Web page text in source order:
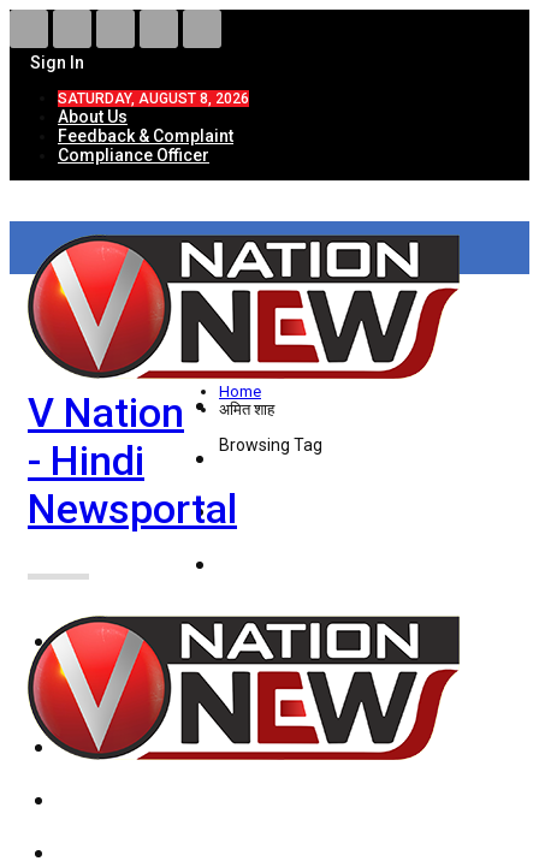
Sign In
SATURDAY, AUGUST 8, 2026
About Us
Feedback & Complaint
Compliance Officer
V Nation
- Hindi
Newsportal
HOME
ताज़ा खबरें
देश
विदेश
राज्य
दिल्ली/NCR
राजनीति
कारोबार
Home
अमित शाह
Browsing Tag